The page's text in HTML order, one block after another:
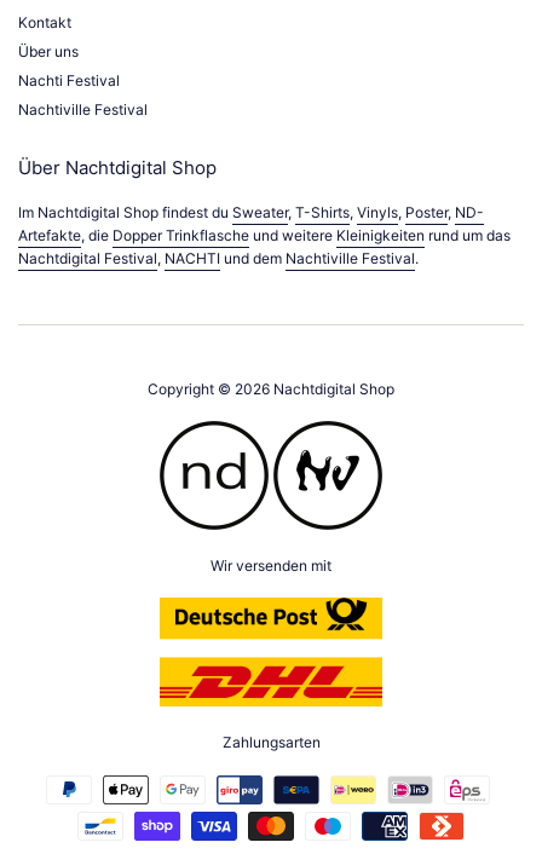
Kontakt
Über uns
Nachti Festival
Nachtiville Festival
Über Nachtdigital Shop
Im Nachtdigital Shop findest du Sweater, T-Shirts, Vinyls, Poster, ND-
Artefakte, die Dopper Trinkflasche und weitere Kleinigkeiten rund um das
Nachtdigital Festival, NACHTI und dem Nachtiville Festival.
Copyright © 2026 Nachtdigital Shop
Wir versenden mit
Zahlungsarten
Zahlungsarten